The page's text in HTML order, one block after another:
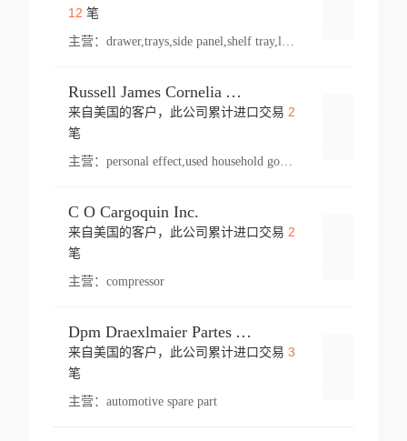
12 笔
主营：
Russell James Cornelia Arlington Va
来自美国的客户，此公司累计进口交易 2
笔
主营： personal effect,used household goods
C O Cargoquin Inc.
来自美国的客户，此公司累计进口交易 2
笔
主营： compressor
Dpm Draexlmaier Partes Automotrices Corr Ind Huejotzingo
来自美国的客户，此公司累计进口交易 3
笔
主营： automotive spare part